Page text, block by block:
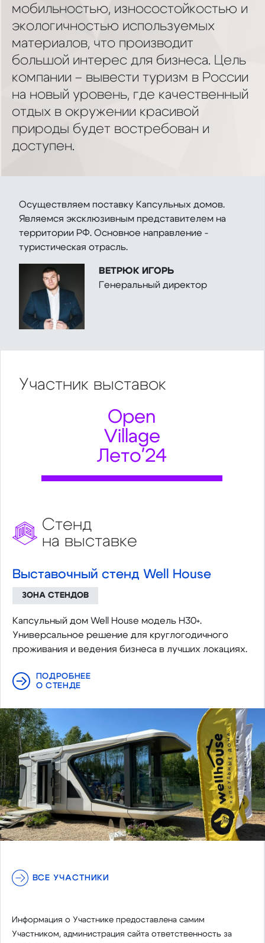
мобильностью, износостойкостью и
экологичностью используемых
материалов, что производит
большой интерес для бизнеса. Цель
компании – вывести туризм в России
на новый уровень, где качественный
отдых в окружении красивой
природы будет востребован и
доступен.
Осуществляем поставку Капсульных домов.
Являемся эксклюзивным представителем на
территории РФ. Основное направление -
туристическая отрасль.
ВЕТРЮК ИГОРЬ
Генеральный директор
Участник выставок
Open
Village
Лето'24
Стенд
на выставке
Выставочный стенд Well House
ЗОНА СТЕНДОВ
Капсульный дом Well House модель H30+.
Универсальное решение для круглогодичного
проживания и ведения бизнеса в лучших локациях.
ПОДРОБНЕЕ
О СТЕНДЕ
ВСЕ УЧАСТНИКИ
Информация о Участнике предоставлена самим
Участником, администрация сайта ответственность за